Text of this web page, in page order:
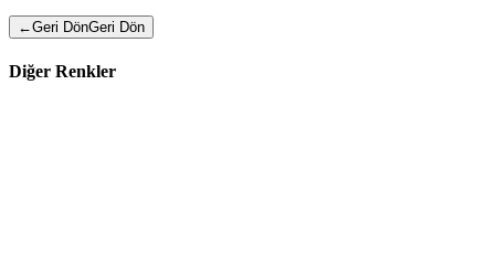
←Geri DönGeri Dön
Diğer Renkler